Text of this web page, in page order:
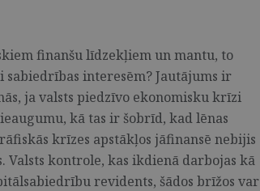
finanšu līdzekļiem un mantu, to
interesēm? Jautājums ir
ja valsts piedzīvo ekonomisku krīzi
kā tas ir šobrīd, kad lēnas
krīzes apstākļos jāfinansē nebijis
Valsts kontrole, kas ikdienā darbojas kā
revidents, šādos brīžos var